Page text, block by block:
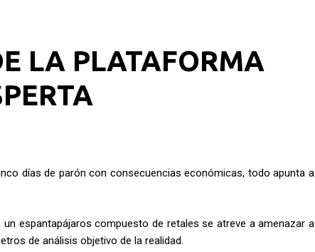
LA PLATAFORMA
días de parón con consecuencias económicas, todo apunta a
espantapájaros compuesto de retales se atreve a amenazar a
de análisis objetivo de la realidad.